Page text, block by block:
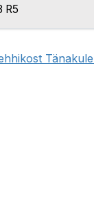
R5